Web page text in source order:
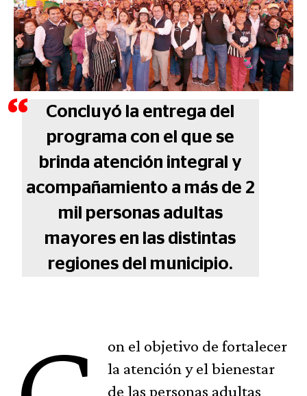
Concluyó la entrega del
programa con el que se
brinda atención integral y
acompañamiento a más de 2
mil personas adultas
mayores en las distintas
regiones del municipio.
on el objetivo de fortalecer
la atención y el bienestar
de las personas adultas